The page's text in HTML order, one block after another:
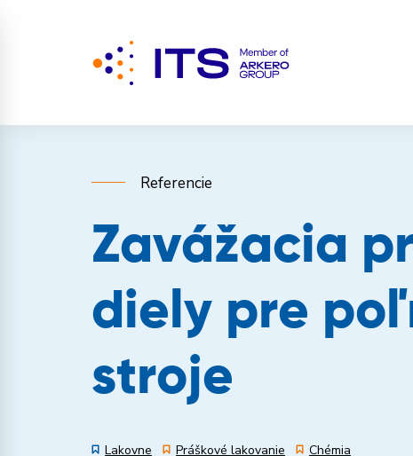
Referencie
Zavážacia
diely pre
stroje
Lakovne Práškové lakovanie Chémia